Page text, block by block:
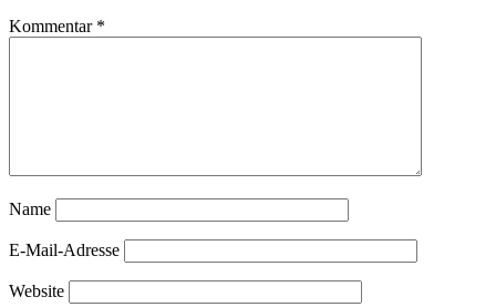
Kommentar *
Name
E-Mail-Adresse
Website